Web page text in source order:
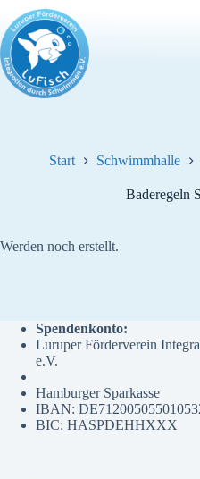
Inhalt
springen
Start Schwimmhalle
Baderegeln
Werden noch erstellt.
Spendenkonto:
Luruper Förderverein
e.V.
Hamburger Sparkasse
IBAN:
BIC: HASPDEHHXXX